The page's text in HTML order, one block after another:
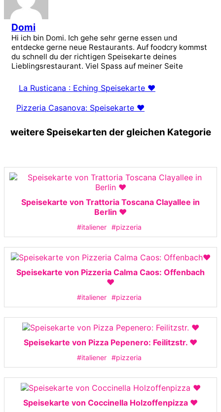
Domi
Hi ich bin Domi. Ich gehe sehr gerne essen und
entdecke gerne neue Restaurants. Auf foodcry kommst
du schnell du der richtigen Speisekarte deines
Lieblingsrestaurant. Viel Spass auf meiner Seite
La Rusticana : Eching Speisekarte ❤️
Pizzeria Casanova: Speisekarte ❤️
weitere Speisekarten der gleichen Kategorie
Speisekarte von Trattoria Toscana Clayallee in
Berlin ❤️
#italiener #pizzeria
Speisekarte von Pizzeria Calma Caos: Offenbach
❤️
#italiener #pizzeria
Speisekarte von Pizza Pepenero: Feilitzstr. ❤️
#italiener #pizzeria
Speisekarte von Coccinella Holzoffenpizza ❤️